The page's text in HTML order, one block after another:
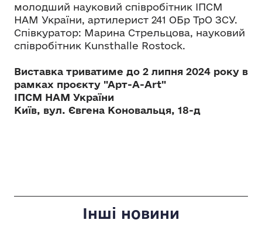
молодший науковий співробітник ІПСМ
НАМ України, артилерист 241 ОБр ТрО ЗСУ.
Співкуратор: Марина Стрельцова, науковий
співробітник Kunsthalle Rostock.
Виставка триватиме до 2 липня 2024 року в
рамках проєкту "Арт-А-Art"
ІПСМ НАМ України
Київ, вул. Євгена Коновальця, 18-д
Інші новини